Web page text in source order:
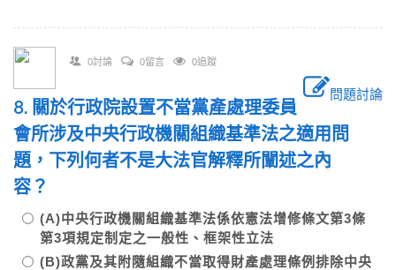
0討論 0留言 0追蹤
問題討論
8. 關於行政院設置不當黨產處理委員
會所涉及中央行政機關組織基準法之適用問
題，下列何者不是大法官解釋所闡述之內
容？
(A)中央行政機關組織基準法係依憲法增修條文第3條
第3項規定制定之一般性、框架性立法
(B)政黨及其附隨組織不當取得財產處理條例排除中央